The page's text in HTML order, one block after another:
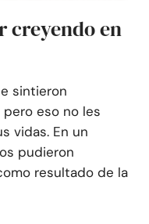
creyendo en
sintieron
eso no les
vidas. En un
pudieron
resultado de la